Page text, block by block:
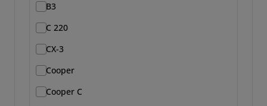
B3
C 220
CX-3
Cooper
Cooper C